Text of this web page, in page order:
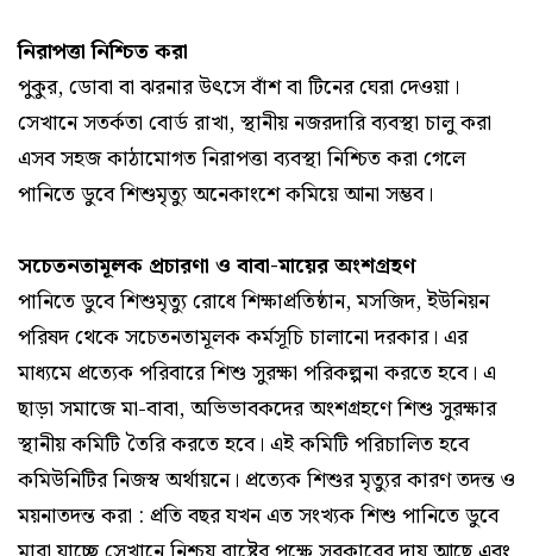
নিরাপত্তা নিশ্চিত করা
পুকুর, ডোবা বা ঝরনার উৎসে বাঁশ বা টিনের ঘেরা দেওয়া।
সেখানে সতর্কতা বোর্ড রাখা, স্থানীয় নজরদারি ব্যবস্থা চালু করা
এসব সহজ কাঠামোগত নিরাপত্তা ব্যবস্থা নিশ্চিত করা গেলে
পানিতে ডুবে শিশুমৃত্যু অনেকাংশে কমিয়ে আনা সম্ভব।
সচেতনতামূলক প্রচারণা ও বাবা-মায়ের অংশগ্রহণ
পানিতে ডুবে শিশুমৃত্যু রোধে শিক্ষাপ্রতিষ্ঠান, মসজিদ, ইউনিয়ন
পরিষদ থেকে সচেতনতামূলক কর্মসূচি চালানো দরকার। এর
মাধ্যমে প্রত্যেক পরিবারে শিশু সুরক্ষা পরিকল্পনা করতে হবে। এ
ছাড়া সমাজে মা-বাবা, অভিভাবকদের অংশগ্রহণে শিশু সুরক্ষার
স্থানীয় কমিটি তৈরি করতে হবে। এই কমিটি পরিচালিত হবে
কমিউনিটির নিজস্ব অর্থায়নে। প্রত্যেক শিশুর মৃত্যুর কারণ তদন্ত ও
ময়নাতদন্ত করা : প্রতি বছর যখন এত সংখ্যক শিশু পানিতে ডুবে